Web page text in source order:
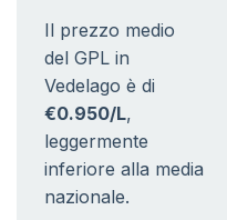
Il prezzo medio
del GPL in
Vedelago è di
€0.950/L,
leggermente
inferiore alla media
nazionale.